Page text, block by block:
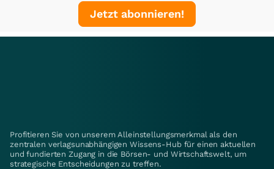
Jetzt abonnieren!
Profitieren Sie von unserem Alleinstellungsmerkmal als den
zentralen verlagsunabhängigen Wissens-Hub für einen aktuellen
und fundierten Zugang in die Börsen- und Wirtschaftswelt, um
strategische Entscheidungen zu treffen.